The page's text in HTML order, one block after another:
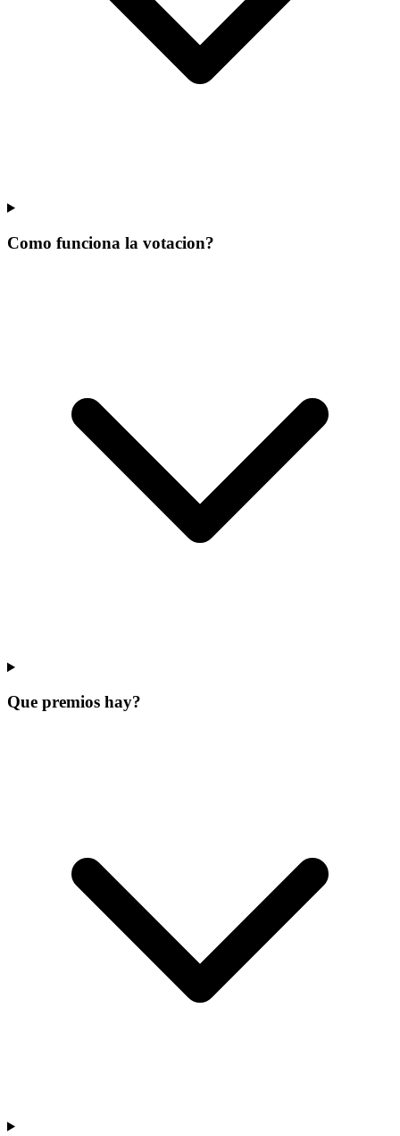
Como funciona la votacion?
Que premios hay?